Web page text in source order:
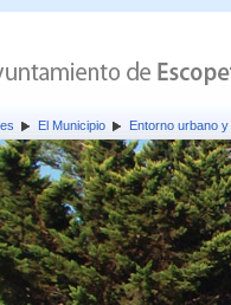
El Municipio Entorno urbano